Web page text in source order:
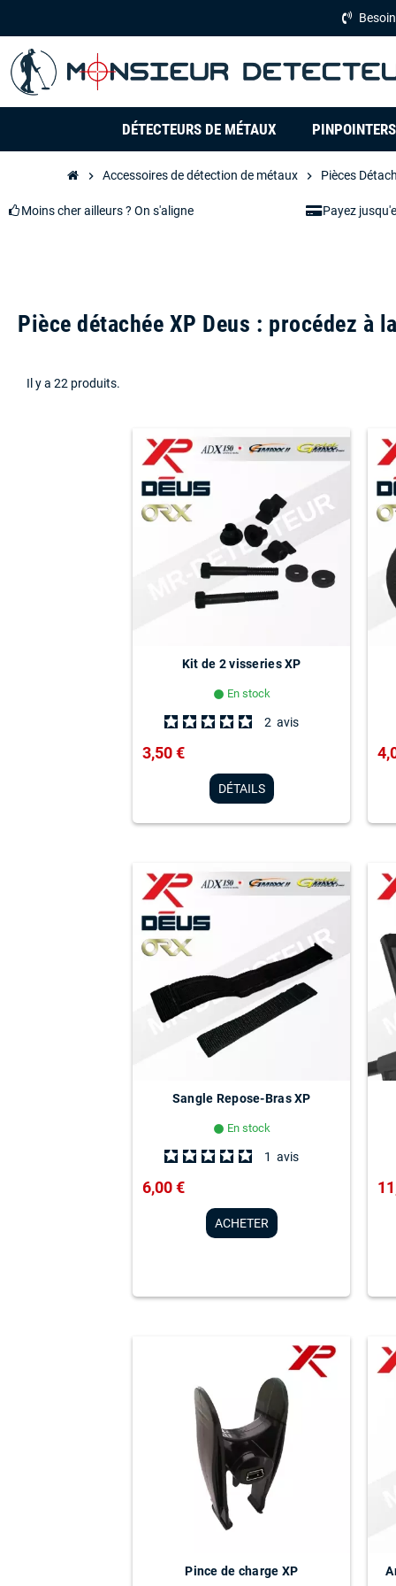
DÉTECTEURS DE MÉTAUX PINPOINTERS
chevron_right Accessoires de détection de métaux chevron_right Pièces
Moins cher ailleurs ? On s'aligne Payez
Pièce détachée XP Deus : procédez à
Il y a 22 produits.
Kit de 2 visseries XP
lens En stock
2 avis
3,50 €
DÉTAILS
Sangle Repose-Bras XP
lens En stock
1 avis
6,00 €
ACHETER
Pince de charge XP